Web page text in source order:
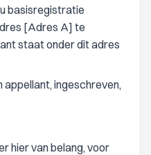
basisregistratie
[Adres A] te
staat onder dit adres
ingeschreven,
hier van belang, voor